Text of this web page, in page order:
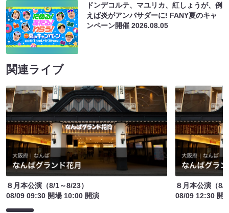
ドンデコルテ、マユリカ、紅しょうが、例
えば炎がアンバサダーに! FANY夏のキャ
ンペーン開催2026.08.05
関連ライブ
８月本公演（8/1～8/23）
08/09 09:30 開場 10:00 開演
８月本公演（8/
08/09 12:30 開